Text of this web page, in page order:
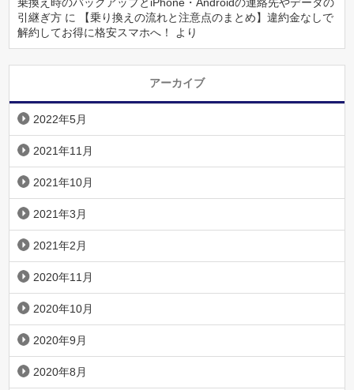
引継ぎ方 に
【乗り換えの流れと注意点のまとめ】違約金なしで
解約してお得に格安スマホへ！
より
アーカイブ
2022年5月
2021年11月
2021年10月
2021年3月
2021年2月
2020年11月
2020年10月
2020年9月
2020年8月